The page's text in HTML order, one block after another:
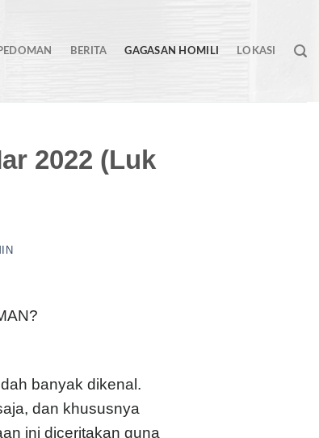
BERITA GAGASAN HOMILI LOKASI
2022 (Luk
banyak dikenal.
dan khususnya
ini diceritakan guna